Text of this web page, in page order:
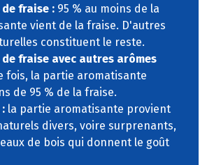
fraise : 95 % au moins de la
vient de la fraise. D'autres
constituent le reste.
fraise avec autres arômes
fois, la partie aromatisante
de 95 % de la fraise.
la partie aromatisante provient
divers, voire surprenants,
de bois qui donnent le goût